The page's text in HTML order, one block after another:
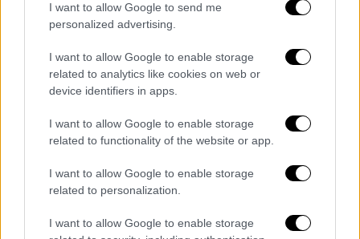
I want to allow Google to send me
personalized advertising.
I want to allow Google to enable storage
related to analytics like cookies on web or
device identifiers in apps.
I want to allow Google to enable storage
related to functionality of the website or app.
I want to allow Google to enable storage
related to personalization.
I want to allow Google to enable storage
Μετά το τέλος της σειρά, το 2001, φόρεσε
ξανά τη στολή του πυροσβέστη για άλλα 25
χρόνια.
Η ζωή με την ασθένεια, αναδείχθηκε στο
οποίο διερεύνησε τη ζωή των ηθοποιών
μετά τη συμμετοχή τους στην αγαπημένη
σειρά. «Αυτή η ανίατη ασθένεια μου
επέτρεψε να έχω πολύ χρόνο για να σκεφτώ,
κάτι που ίσως δεν ήθελα, αλλά μου έφερε
σοφία», δήλωσε ο Newman στο People τον